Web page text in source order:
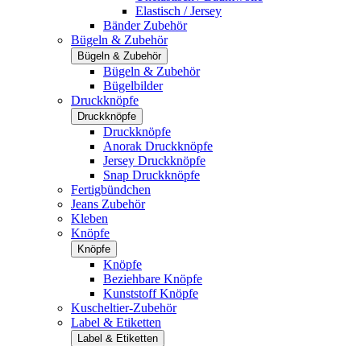
Elastisch / Jersey
Bänder Zubehör
Bügeln & Zubehör
Bügeln & Zubehör
Bügeln & Zubehör
Bügelbilder
Druckknöpfe
Druckknöpfe
Druckknöpfe
Anorak Druckknöpfe
Jersey Druckknöpfe
Snap Druckknöpfe
Fertigbündchen
Jeans Zubehör
Kleben
Knöpfe
Knöpfe
Knöpfe
Beziehbare Knöpfe
Kunststoff Knöpfe
Kuscheltier-Zubehör
Label & Etiketten
Label & Etiketten